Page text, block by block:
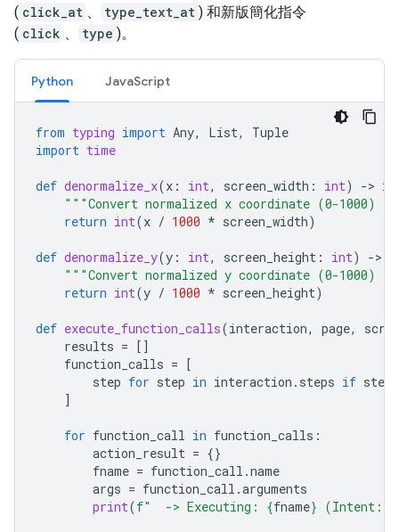
( click_at 、 type_text_at ) 和新版簡化指令
( click 、 type )。
Python JavaScript
from typing import Any, List,
Tuple
import time
def denormalize_x(x : int, screen_width : int) ->
"""Convert normalized x coordinate (0-1000)
return int(x / 1000 * screen_width)
def denormalize_y(y : int, screen_height : int) ->
"""Convert normalized y coordinate (0-1000)
return int(y / 1000 * screen_height)
def execute_function_calls(interaction, page,
results = []
function_calls = [
step for step in interaction . steps if step
]
for function_call in function_calls :
action_result = {}
fname = function_call .name
args = function_call .arguments
print(f"  -> Executing: {fname} (Intent: